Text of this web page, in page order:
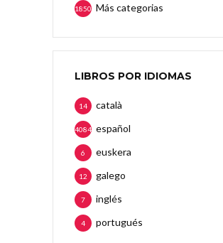
Más categorias
1850
LIBROS POR IDIOMAS
català
14
español
4084
euskera
6
galego
12
inglés
7
portugués
4